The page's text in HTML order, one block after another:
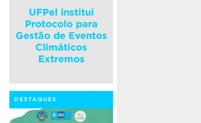
UFPel institui
Protocolo para
Gestão de Eventos
Climáticos
Extremos
DESTAQUES